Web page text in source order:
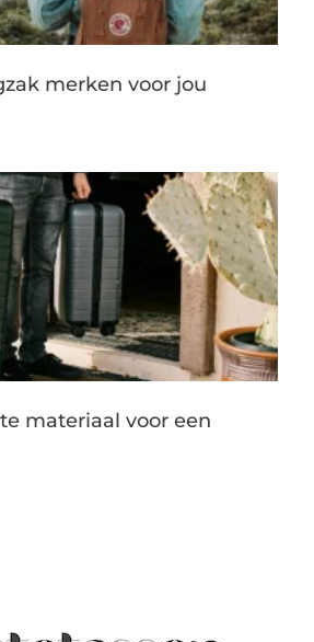
merken voor jou
materiaal voor een